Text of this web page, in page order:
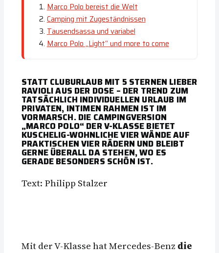
Marco Polo bereist die Welt
Camping mit Zugeständnissen
Tausendsassa und variabel
Marco Polo „Light“ und more to come
STATT CLUBURLAUB MIT 5 STERNEN LIEBER
RAVIOLI AUS DER DOSE – DER TREND ZUM
TATSÄCHLICH INDIVIDUELLEN URLAUB IM
PRIVATEN, INTIMEN RAHMEN IST IM
VORMARSCH. DIE CAMPINGVERSION
„MARCO POLO“ DER V-KLASSE BIETET
KUSCHELIG-WOHNLICHE VIER WÄNDE AUF
PRAKTISCHEN VIER RÄDERN UND BLEIBT
GERNE ÜBERALL DA STEHEN, WO ES
GERADE BESONDERS SCHÖN IST.
Text: Philipp Stalzer
Mit der V-Klasse hat Mercedes-Benz die